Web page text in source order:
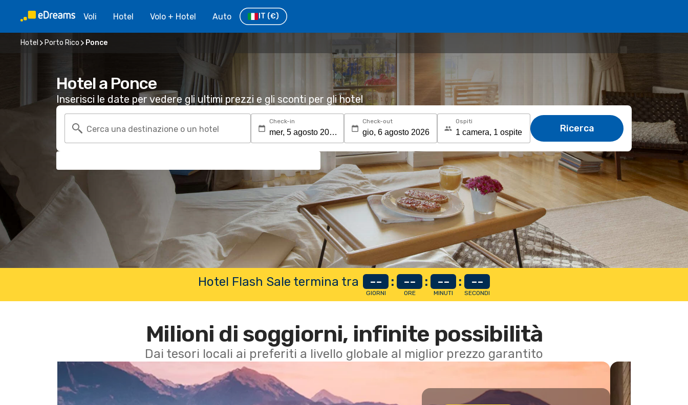
Voli Hotel Volo + Hotel Auto IT (€)
Hotel Porto Rico Ponce
Hotel a Ponce
Inserisci le date per vedere gli ultimi prezzi e gli sconti per gli hotel
Cerca una destinazione o un hotel
Check-in Check-out Ospiti
Ricerca
Hotel Flash Sale termina tra --
GIORNI
: --
ORE
: --
MINUTI
: --
SECONDI
Milioni di soggiorni, infinite possibilità
Dai tesori locali ai preferiti a livello globale al miglior prezzo garantito